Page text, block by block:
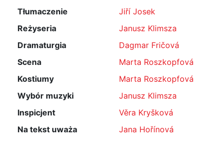
Tłumaczenie
Jiří Josek
Reżyseria
Janusz Klimsza
Dramaturgia
Dagmar Fričová
Scena
Marta Roszkopfová
Kostiumy
Marta Roszkopfová
Wybór muzyki
Janusz Klimsza
Inspicjent
Věra Kryšková
Na tekst uważa
Jana Hořínová